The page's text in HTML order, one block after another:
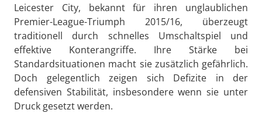
Leicester City, bekannt für ihren unglaublichen
Premier-League-Triumph 2015/16, überzeugt
traditionell durch schnelles Umschaltspiel und
effektive Konterangriffe. Ihre Stärke bei
Standardsituationen macht sie zusätzlich gefährlich.
Doch gelegentlich zeigen sich Defizite in der
defensiven Stabilität, insbesondere wenn sie unter
Druck gesetzt werden.